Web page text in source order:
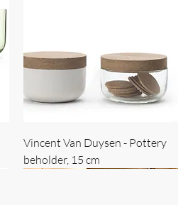
Vincent Van Duysen - Pottery
beholder, 15 cm